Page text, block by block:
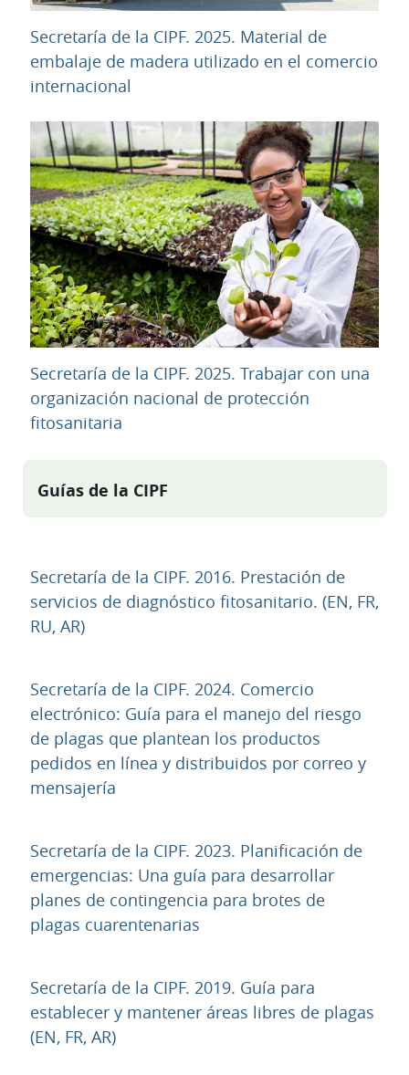
Secretaría de la CIPF. 2025. Material de
embalaje de madera utilizado en el comercio
internacional
Secretaría de la CIPF. 2025. Trabajar con una
organización nacional de protección
fitosanitaria
Guías de la CIPF
Secretaría de la CIPF. 2016. Prestación de
servicios de diagnóstico fitosanitario. (EN, FR,
RU, AR)URL
Secretaría de la CIPF. 2024. Comercio
electrónico: Guía para el manejo del riesgo
de plagas que plantean los productos
pedidos en línea y distribuidos por correo y
mensajería
Secretaría de la CIPF. 2023. Planificación de
emergencias: Una guía para desarrollar
planes de contingencia para brotes de
plagas cuarentenarias
Secretaría de la CIPF. 2019. Guía para
establecer y mantener áreas libres de plagas
(EN, FR, AR)URL